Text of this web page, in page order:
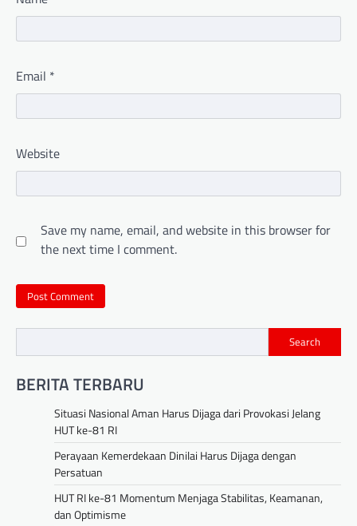
Email *
Website
Save my name, email, and website in this browser for
the next time I comment.
Search
BERITA TERBARU
Situasi Nasional Aman Harus Dijaga dari Provokasi Jelang
HUT ke-81 RI
Perayaan Kemerdekaan Dinilai Harus Dijaga dengan
Persatuan
HUT RI ke-81 Momentum Menjaga Stabilitas, Keamanan,
dan Optimisme